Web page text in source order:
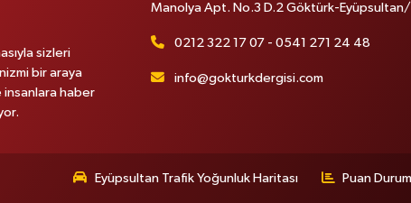
sizleri
bir araya
insanlara haber
Manolya Apt. No.3 D.2 Göktürk-
0212 322 17 07 - 0541 271 24 48
info@gokturkdergisi.com
Eyüpsultan Trafik Yoğunluk Haritası Puan